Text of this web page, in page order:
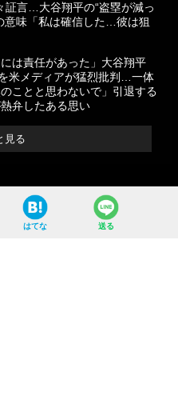
証言…大谷翔平の“盗塁が減っ
意味「私は確信した…彼は狙
には責任があった」大谷翔平
米メディアが猛烈批判…一体
ことと思わないで」引退する
弁したある思い
見る
はてな 送る